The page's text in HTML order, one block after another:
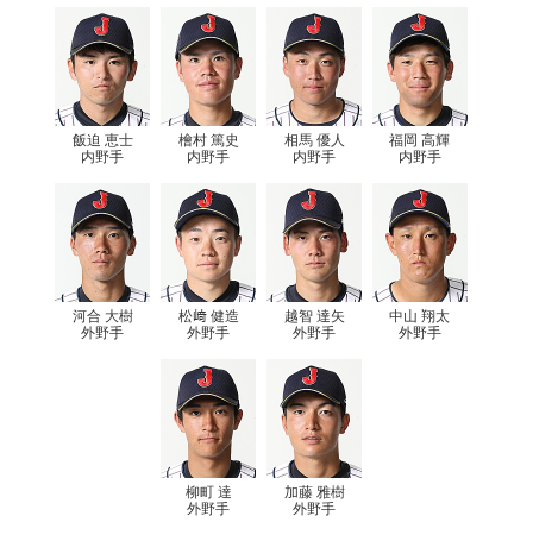
飯迫 恵士
内野手
檜村 篤史
内野手
相馬 優人
内野手
福岡 高輝
内野手
河合 大樹
外野手
松﨑 健造
外野手
越智 達矢
外野手
中山 翔太
外野手
柳町 達
外野手
加藤 雅樹
外野手